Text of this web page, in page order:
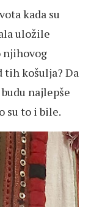
kada su
uložile
njihovog
tih košulja? Da
najlepše
su to i bile.